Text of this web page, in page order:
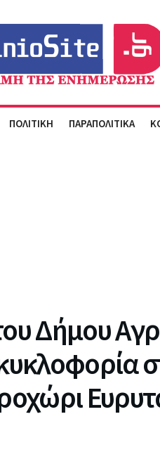
ΠΟΛΙΤΙΚΗ ΠΑΡΑΠΟΛΙΤΙΚΑ
Δήμου